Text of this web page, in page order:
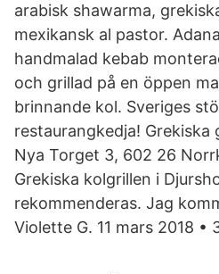
arabisk shawarma,
mexikansk al pastor.
handmalad kebab
och grillad på en öppen
brinnande kol. Sveriges
restaurangkedja!
Nya Torget 3, 602 26
Grekiska kolgrillen i
rekommenderas. Jag
Violette G. 11 mars 2018 •